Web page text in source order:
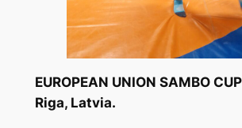
EUROPEAN UNION SAMBO
Riga, Latvia.